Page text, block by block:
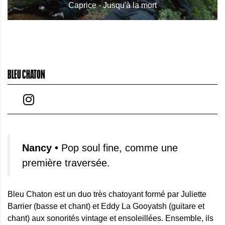
Caprice - Jusqu'à la mort
BLEU CHATON
Nancy • Pop soul fine, comme une
première traversée.
Bleu Chaton est un duo très chatoyant formé par Juliette
Barrier (basse et chant) et Eddy La Gooyatsh (guitare et
chant) aux sonorités vintage et ensoleillées. Ensemble, ils